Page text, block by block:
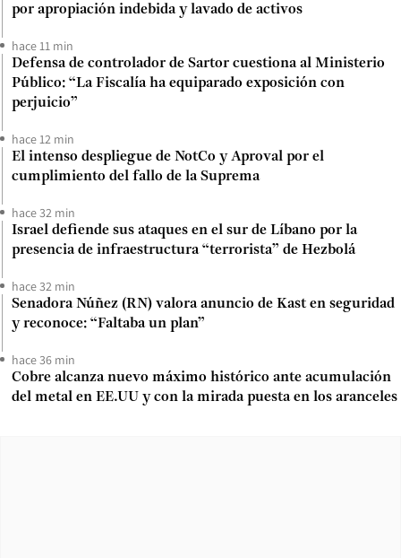
por apropiación indebida y lavado de activos
hace 11 min
Defensa de controlador de Sartor cuestiona al Ministerio
Público: “La Fiscalía ha equiparado exposición con
perjuicio”
hace 12 min
El intenso despliegue de NotCo y Aproval por el
cumplimiento del fallo de la Suprema
hace 32 min
Israel defiende sus ataques en el sur de Líbano por la
presencia de infraestructura “terrorista” de Hezbolá
hace 32 min
Senadora Núñez (RN) valora anuncio de Kast en seguridad
y reconoce: “Faltaba un plan”
hace 36 min
Cobre alcanza nuevo máximo histórico ante acumulación
del metal en EE.UU y con la mirada puesta en los aranceles